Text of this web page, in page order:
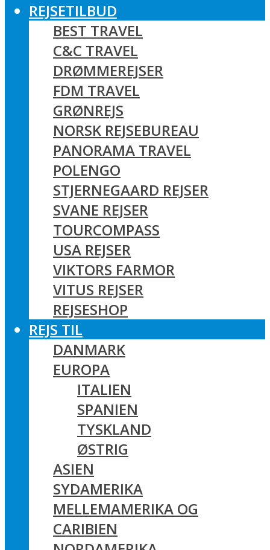
REJSETILBUD
BEST TRAVEL
C&C TRAVEL
DRØMMEREJSER
FDM TRAVEL
GRØNREJS
NORSK REJSEBUREAU
PANORAMA TRAVEL
POLENGO
STJERNEGAARD REJSER
SVANE REJSER
TOURCOMPASS
USA REJSER
VIKTORS FARMOR
VITUS REJSER
REJSESHOP
REJS TIL
DANMARK
EUROPA
ITALIEN
SPANIEN
TYSKLAND
ØSTRIG
ASIEN
SYDAMERIKA
MELLEMAMERIKA OG
CARIBIEN